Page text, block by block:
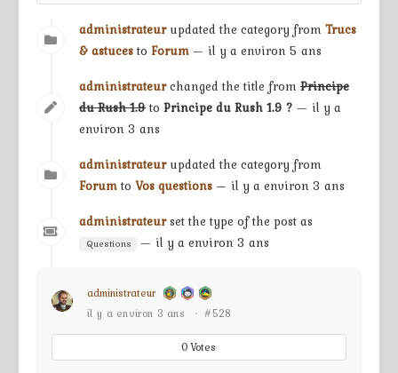
administrateur updated the category from Trucs
& astucesto Forum — il y a environ 5 ans
administrateur changed the title from Principe
du Rush 1.9to Principe du Rush 1.9 ? — il y a
environ 3 ans
administrateur updated the category from
Forumto Vos questions — il y a environ 3 ans
administrateur set the type of the post as
Questions — il y a environ 3 ans
administrateur
il y a environ 3 ans
· #528
0Votes